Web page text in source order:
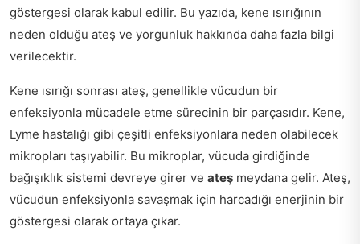
göstergesi olarak kabul edilir. Bu yazıda, kene ısırığının
neden olduğu ateş ve yorgunluk hakkında daha fazla bilgi
verilecektir.
Kene ısırığı sonrası ateş, genellikle vücudun bir
enfeksiyonla mücadele etme sürecinin bir parçasıdır. Kene,
Lyme hastalığı gibi çeşitli enfeksiyonlara neden olabilecek
mikropları taşıyabilir. Bu mikroplar, vücuda girdiğinde
bağışıklık sistemi devreye girer ve ateş meydana gelir. Ateş,
vücudun enfeksiyonla savaşmak için harcadığı enerjinin bir
göstergesi olarak ortaya çıkar.